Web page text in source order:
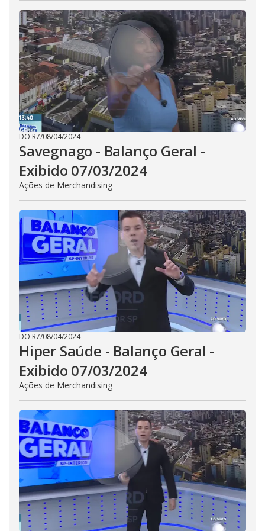
DO R7/08/04/2024
Savegnago - Balanço Geral -
Exibido 07/03/2024
Ações de Merchandising
DO R7/08/04/2024
Hiper Saúde - Balanço Geral -
Exibido 07/03/2024
Ações de Merchandising